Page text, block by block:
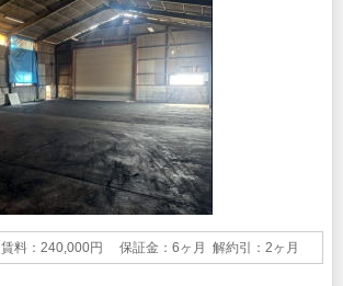
賃料：240,000円 保証金：6ヶ月 解約引：2ヶ月